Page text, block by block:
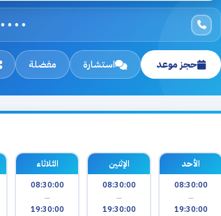
حجز موعد استشارة مفضلة
الأحد
08:30:00
—
19:30:00
الإثنين
08:30:00
—
19:30:00
الثلاثاء
08:30:00
—
19:30:00